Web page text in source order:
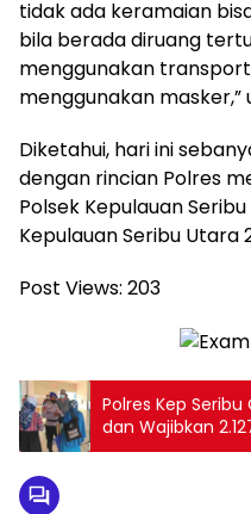
tidak ada keramaian
bila berada diruang
menggunakan
menggunakan masker,”
Diketahui, hari ini
dengan rincian Polres
Polsek Kepulauan
Kepulauan Seribu Utara
Post Views: 203
Polres Kep Seribu
dan Wajibkan
PeduliLindungi di